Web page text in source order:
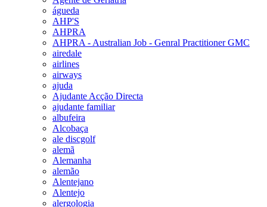
águeda
AHP'S
AHPRA
AHPRA - Australian Job - Genral Practitioner GMC
airedale
airlines
airways
ajuda
Ajudante Acção Directa
ajudante familiar
albufeira
Alcobaça
ale discgolf
alemã
Alemanha
alemão
Alentejano
Alentejo
alergologia